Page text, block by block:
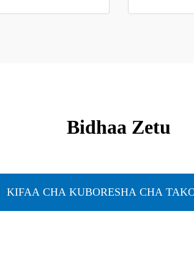
Bidhaa Zetu
KIFAA CHA KUBORESHA CHA